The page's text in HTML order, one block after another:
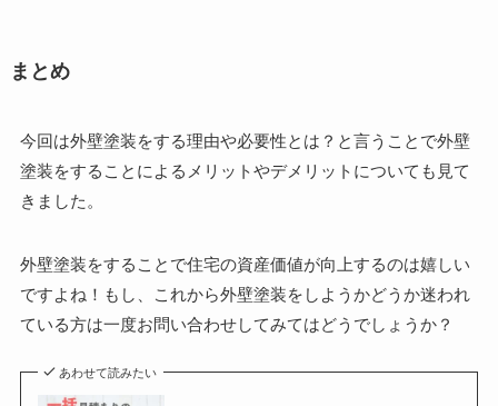
まとめ
今回は外壁塗装をする理由や必要性とは？と言うことで外壁
塗装をすることによるメリットやデメリットについても見て
きました。
外壁塗装をすることで住宅の資産価値が向上するのは嬉しい
ですよね！もし、これから外壁塗装をしようかどうか迷われ
ている方は一度お問い合わせしてみてはどうでしょうか？
あわせて読みたい